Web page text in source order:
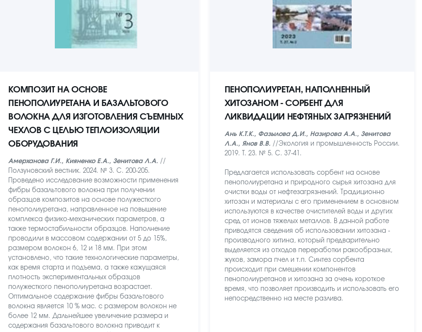
КОМПОЗИТ НА ОСНОВЕ
ПЕНОПОЛИУРЕТАНА И БАЗАЛЬТОВОГО
ВОЛОКНА ДЛЯ ИЗГОТОВЛЕНИЯ СЪЕМНЫХ
ЧЕХЛОВ С ЦЕЛЬЮ ТЕПЛОИЗОЛЯЦИИ
ОБОРУДОВАНИЯ
Амерханова Г.И., Кияненко Е.А., Зенитова Л.А. //
Ползуновский вестник. 2024. № 3. С. 200-205.
Проведено исследование возможности применения
фибры базальтового волокна при получении
образцов композитов на основе полужесткого
пенополиуретана, направленное на повышение
комплекса физико-механических параметров, а
также термостабильности образцов. Наполнение
проводили в массовом содержании от 5 до 15%,
размером волокон 6, 12 и 18 мм. При этом
установлено, что такие технологические параметры,
как время старта и подъема, а также кажущаяся
плотность экспериментальных образцов
полужесткого пенополиуретана возрастает.
Оптимальное содержание фибры базальтового
волокна является 10 % мас. с размером волокон не
более 12 мм. Дальнейшее увеличение размера и
содержания базальтового волокна приводит к
ПЕНОПОЛИУРЕТАН, НАПОЛНЕННЫЙ
ХИТОЗАНОМ - СОРБЕНТ ДЛЯ
ЛИКВИДАЦИИ НЕФТЯНЫХ ЗАГРЯЗНЕНИЙ
Ань К.Т.К., Фазылова Д.И., Назирова А.А., Зенитова
Л.А., Янов В.В. //Экология и промышленность России.
2019. Т. 23. № 5. С. 37-41.
Предлагается использовать сорбент на основе
пенополиуретана и природного сырья хитозана для
очистки воды от нефтезагрязнений. Традиционно
хитозан и материалы с его применением в основном
используются в качестве очистителей воды и других
сред от ионов тяжелых металлов. В данной работе
приводятся сведения об использовании хитозана -
производного хитина, который предварительно
выделяется из отходов переработки ракообразных,
жуков, замора пчел и т.п. Синтез сорбента
происходит при смешении компонентов
пенополиуретанов и хитозана за очень короткое
время, что позволяет производить и использовать его
непосредственно на месте разлива.